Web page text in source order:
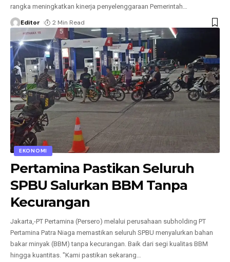
rangka meningkatkan kinerja penyelenggaraan Pemerintah…
Editor 2 Min Read
EKONOMI
Pertamina Pastikan Seluruh
SPBU Salurkan BBM Tanpa
Kecurangan
Jakarta,-PT Pertamina (Persero) melalui perusahaan subholding PT
Pertamina Patra Niaga memastikan seluruh SPBU menyalurkan bahan
bakar minyak (BBM) tanpa kecurangan. Baik dari segi kualitas BBM
hingga kuantitas. "Kami pastikan sekarang